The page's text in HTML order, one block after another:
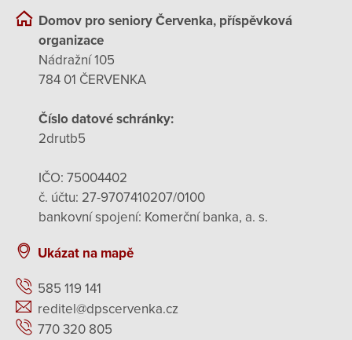
Domov pro seniory Červenka, příspěvková
organizace
Nádražní 105
784 01 ČERVENKA
Číslo datové schránky:
2drutb5
IČO: 75004402
č. účtu: 27-9707410207/0100
bankovní spojení: Komerční banka, a. s.
Ukázat na mapě
585 119 141
reditel@dpscervenka.cz
770 320 805